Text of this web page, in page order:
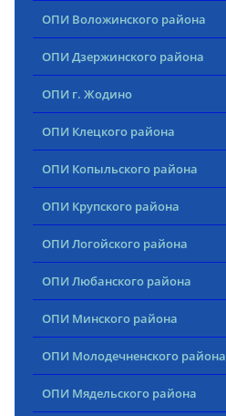
ОПИ Воложинского района
ОПИ Дзержинского района
ОПИ г. Жодино
ОПИ Клецкого района
ОПИ Копыльского района
ОПИ Крупского района
ОПИ Логойского района
ОПИ Любанского района
ОПИ Минского района
ОПИ Молодечненского района
ОПИ Мядельского района